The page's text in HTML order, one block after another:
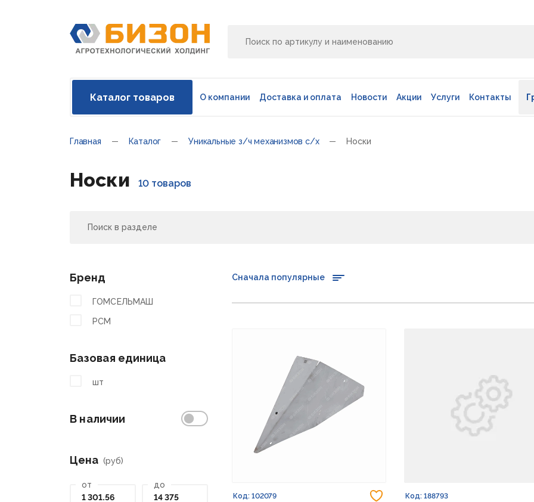
Каталог товаров О компании Доставка и оплата Новости Акции Услуги Контакты
Главная Каталог Уникальные з/ч механизмов с/х Носки
Носки 10 товаров
Бренд
ГОМСЕЛЬМАШ
РСМ
Базовая единица
шт
В наличии
Цена (руб)
от до
Сначала популярные
Добавить в избранное
Код: 102079
Код: 188793